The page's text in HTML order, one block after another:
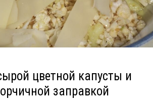
цветной капусты и
заправкой